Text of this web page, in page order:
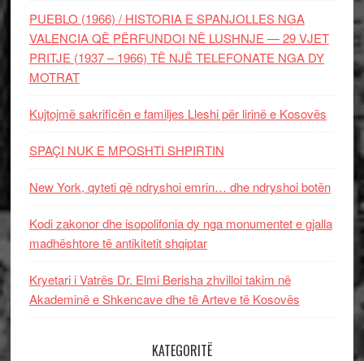
PUEBLO (1966) / HISTORIA E SPANJOLLES NGA
VALENCIA QË PËRFUNDOI NË LUSHNJE — 29 VJET
PRITJE (1937 – 1966) TË NJË TELEFONATE NGA DY
MOTRAT
Kujtojmë sakrificën e familjes Lleshi për lirinë e Kosovës
SPAÇI NUK E MPOSHTI SHPIRTIN
New York, qyteti që ndryshoi emrin… dhe ndryshoi botën
Kodi zakonor dhe isopolifonia dy nga monumentet e gjalla
madhështore të antikitetit shqiptar
Kryetari i Vatrës Dr. Elmi Berisha zhvilloi takim në
Akademinë e Shkencave dhe të Arteve të Kosovës
KATEGORITË